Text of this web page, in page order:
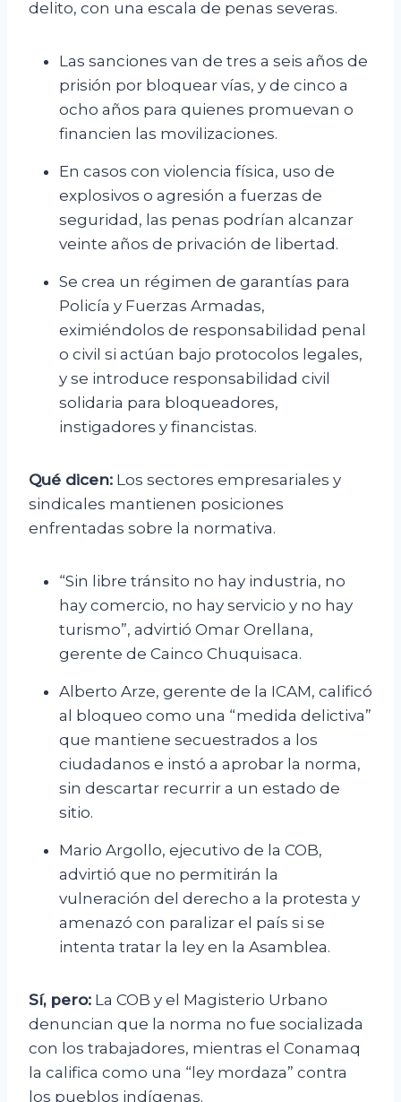
delito, con una escala de penas severas.
Las sanciones van de tres a seis años de
prisión por bloquear vías, y de cinco a
ocho años para quienes promuevan o
financien las movilizaciones.
En casos con violencia física, uso de
explosivos o agresión a fuerzas de
seguridad, las penas podrían alcanzar
veinte años de privación de libertad.
Se crea un régimen de garantías para
Policía y Fuerzas Armadas,
eximiéndolos de responsabilidad penal
o civil si actúan bajo protocolos legales,
y se introduce responsabilidad civil
solidaria para bloqueadores,
instigadores y financistas.
Qué dicen: Los sectores empresariales y
sindicales mantienen posiciones
enfrentadas sobre la normativa.
“Sin libre tránsito no hay industria, no
hay comercio, no hay servicio y no hay
turismo”, advirtió Omar Orellana,
gerente de Cainco Chuquisaca.
Alberto Arze, gerente de la ICAM, calificó
al bloqueo como una “medida delictiva”
que mantiene secuestrados a los
ciudadanos e instó a aprobar la norma,
sin descartar recurrir a un estado de
sitio.
Mario Argollo, ejecutivo de la COB,
advirtió que no permitirán la
vulneración del derecho a la protesta y
amenazó con paralizar el país si se
intenta tratar la ley en la Asamblea.
Sí, pero: La COB y el Magisterio Urbano
denuncian que la norma no fue socializada
con los trabajadores, mientras el Conamaq
la califica como una “ley mordaza” contra
los pueblos indígenas.